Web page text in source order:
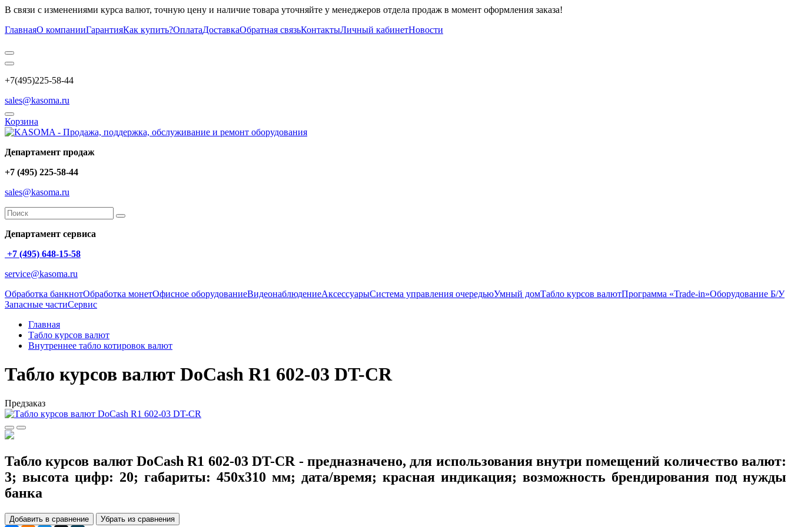
В связи с изменениями курса валют, точную цену и наличие товара уточняйте у менеджеров отдела продаж в момент оформления заказа!
ГлавнаяО компанииГарантияКак купить?ОплатаДоставкаОбратная связьКонтактыЛичный кабинетНовости
+7(495)225-58-44
sales@kasoma.ru
Корзина
Департамент продаж
+7 (495) 225-58-44
sales@kasoma.ru
Департамент сервиса
+7 (495) 648-15-58
service@kasoma.ru
Обработка банкнотОбработка монетОфисное оборудованиеВидеонаблюдениеАксессуарыСистема управления очередьюУмный домТабло курсов валютПрограмма «Trade-in»Оборудование Б/У
Запасные частиСервис
Главная
Табло курсов валют
Внутреннее табло котировок валют
Табло курсов валют DoCash R1 602-03 DT-CR
Предзаказ
Табло курсов валют DoCash R1 602-03 DT-CR - предназначено, для использования внутри помещений количество валют:
3; высота цифр: 20; габариты: 450х310 мм; дата/время; красная индикация; возможность брендирования под нужды
банка
Добавить в сравнение Убрать из сравнения